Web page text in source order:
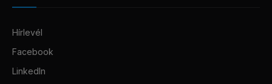
Hírlevél
Facebook
LinkedIn